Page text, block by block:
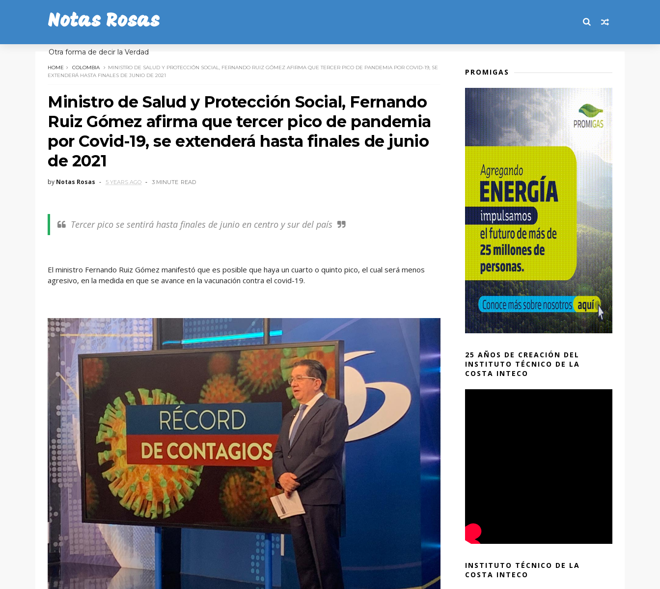
Notas Rosas
Otra forma de decir la Verdad
HOME COLOMBIA
MINISTRO DE SALUD Y PROTECCIÓN SOCIAL, FERNANDO RUIZ GÓMEZ AFIRMA QUE TERCER PICO DE PANDEMIA POR COVID-19, SE
EXTENDERÁ HASTA FINALES DE JUNIO DE 2021
Ministro de Salud y Protección Social, Fernando
Ruiz Gómez afirma que tercer pico de pandemia
por Covid-19, se extenderá hasta finales de junio
de 2021
by Notas Rosas 5 YEARS AGO 3 MINUTE READ
Tercer pico se sentirá hasta finales de junio en centro y sur del país
El ministro Fernando Ruiz Gómez manifestó que es posible que haya un cuarto o quinto pico, el cual será menos
agresivo, en la medida en que se avance en la vacunación contra el covid-19.
PROMIGAS
25 AÑOS DE CREACIÓN DEL
INSTITUTO TÉCNICO DE LA
COSTA INTECO
INSTITUTO TÉCNICO DE LA
COSTA INTECO